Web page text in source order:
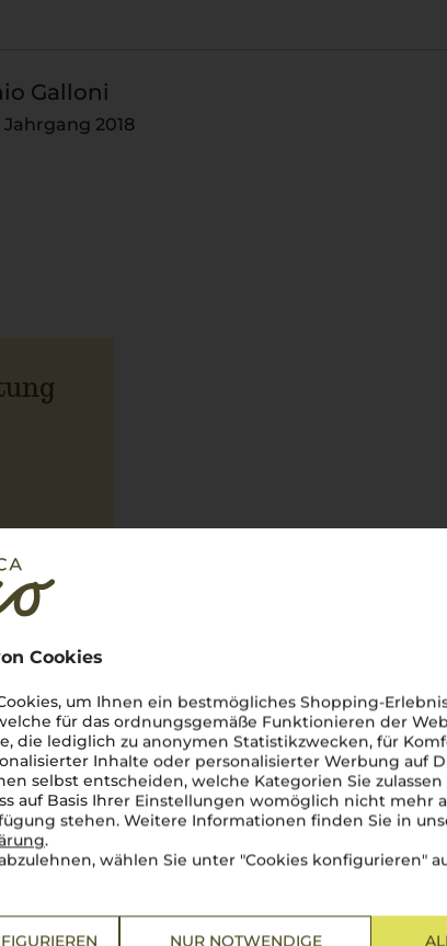
Cookies
um Ihnen ein bestmögliches Shopping-
für das ordnungsgemäße Funktionieren der
die lediglich zu anonymen Statistikzwecken, für
Inhalte oder personalisierter Werbung auf
selbst entscheiden, welche Kategorien Sie
auf Basis Ihrer Einstellungen womöglich nicht mehr
stehen. Weitere Informationen finden Sie in
.
wählen Sie unter "Cookies konfigurieren"
NUR NOTWENDIGE
Galloni
2018
und Latium, besticht
dichten Wäldern und
Weintradition, die tief
gedeihen Rebsorten wie
Sagrantino, die